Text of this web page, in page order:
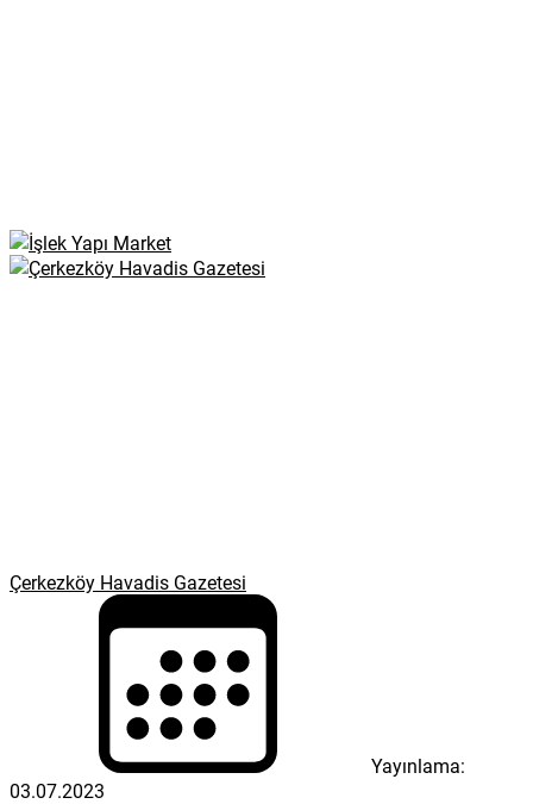
Çerkezköy Havadis Gazetesi
Yayınlama:
03.07.2023